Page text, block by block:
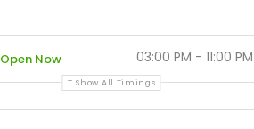
Open Now 03:00 PM - 11:00 PM
Show All Timings